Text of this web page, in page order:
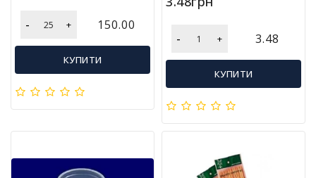
- + 150.00
КУПИТИ
- + 3.48
КУПИТИ